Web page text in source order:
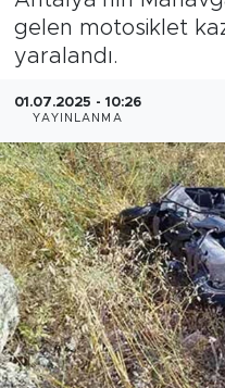
gelen motosiklet
yaralandı.
01.07.2025 - 10:26
YAYINLANMA
Magazin
Özel Haber
Politika
Resmi İlanlar
Sağlık
Spor
Turizm